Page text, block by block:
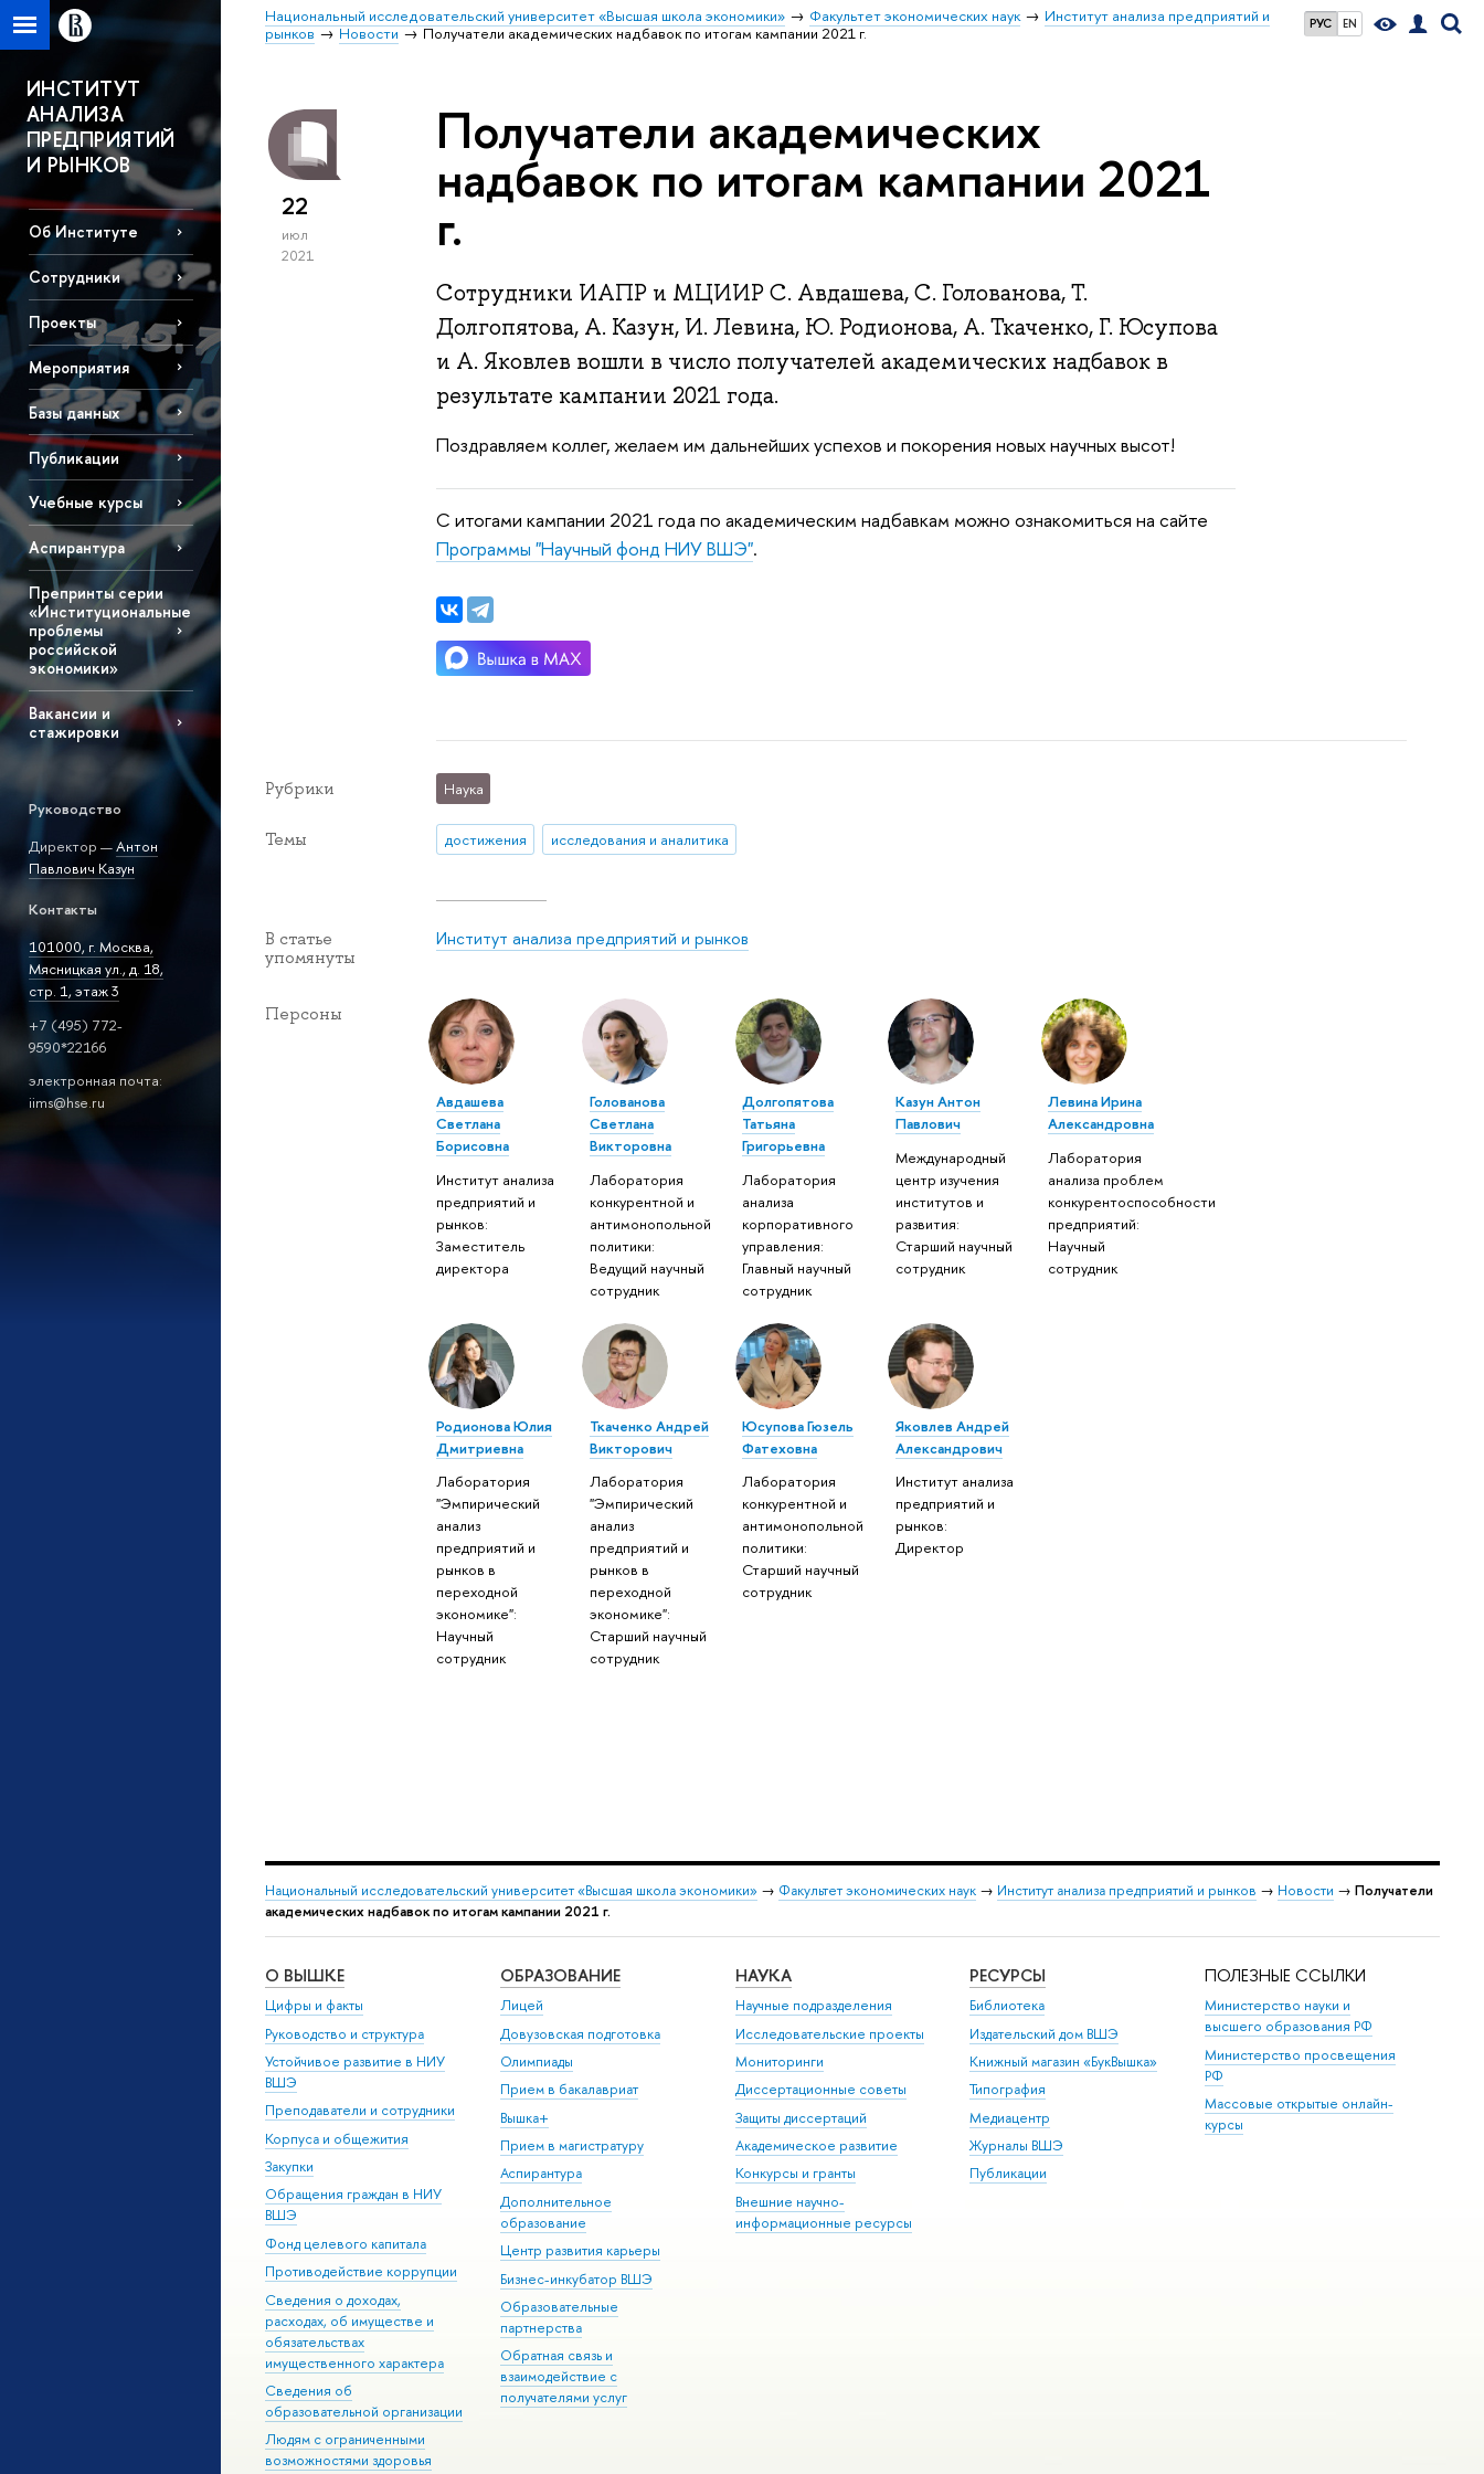
РУС EN
Национальный исследовательский университет «Высшая школа экономики» Факультет экономических наук
Институт анализа предприятий и
рынков
Новости Получатели академических надбавок по итогам кампании 2021 г.
ИНСТИТУТ
АНАЛИЗА
ПРЕДПРИЯТИЙ
И РЫНКОВ
Об Институте
Сотрудники
Проекты
Мероприятия
Базы данных
Публикации
Учебные курсы
Аспирантура
Препринты серии
«Институциональные
проблемы
российской
экономики»
Вакансии и
стажировки
Руководство
Директор —Антон
Павлович Казун
Контакты
101000, г. Москва,
Мясницкая ул., д. 18,
стр. 1, этаж 3
+7 (495) 772-
9590*22166
электронная почта:
iims@hse.ru
22
июл
2021
Получатели академических
надбавок по итогам кампании 2021
г.
Сотрудники ИАПР и МЦИИР С. Авдашева, С. Голованова, Т.
Долгопятова, А. Казун, И. Левина, Ю. Родионова, А. Ткаченко, Г. Юсупова
и А. Яковлев вошли в число получателей академических надбавок в
результате кампании 2021 года.
Поздравляем коллег, желаем им дальнейших успехов и покорения новых научных высот!
С итогами кампании 2021 года по академическим надбавкам можно ознакомиться на сайте
Программы "Научный фонд НИУ ВШЭ".
Рубрики Наука
Темы достижения исследования и аналитика
В статье
упомянуты
Институт анализа предприятий и рынков
Персоны
Авдашева
Светлана
Борисовна
Институт анализа
предприятий и
рынков:
Заместитель
директора
Голованова
Светлана
Викторовна
Лаборатория
конкурентной и
антимонопольной
политики:
Ведущий научный
сотрудник
Долгопятова
Татьяна
Григорьевна
Лаборатория
анализа
корпоративного
управления:
Главный научный
сотрудник
Казун Антон
Павлович
Международный
центр изучения
институтов и
развития:
Старший научный
сотрудник
Левина Ирина
Александровна
Лаборатория
анализа проблем
конкурентоспособности
предприятий:
Научный
сотрудник
Родионова Юлия
Дмитриевна
Лаборатория
"Эмпирический
анализ
предприятий и
рынков в
переходной
экономике":
Научный
сотрудник
Ткаченко Андрей
Викторович
Лаборатория
"Эмпирический
анализ
предприятий и
рынков в
переходной
экономике":
Старший научный
сотрудник
Юсупова Гюзель
Фатеховна
Лаборатория
конкурентной и
антимонопольной
политики:
Старший научный
сотрудник
Яковлев Андрей
Александрович
Институт анализа
предприятий и
рынков:
Директор
Национальный исследовательский университет «Высшая школа экономики» → Факультет экономических наук → Институт анализа предприятий и рынков → Новости → Получатели
академических надбавок по итогам кампании 2021 г.
О ВЫШКЕ
Цифры и факты
Руководство и структура
Устойчивое развитие в НИУ
ВШЭ
Преподаватели и сотрудники
Корпуса и общежития
Закупки
Обращения граждан в НИУ
ВШЭ
Фонд целевого капитала
Противодействие коррупции
Сведения о доходах,
расходах, об имуществе и
обязательствах
имущественного характера
Сведения об
образовательной организации
Людям с ограниченными
возможностями здоровья
ОБРАЗОВАНИЕ
Лицей
Довузовская подготовка
Олимпиады
Прием в бакалавриат
Вышка+
Прием в магистратуру
Аспирантура
Дополнительное
образование
Центр развития карьеры
Бизнес-инкубатор ВШЭ
Образовательные
партнерства
Обратная связь и
взаимодействие с
получателями услуг
НАУКА
Научные подразделения
Исследовательские проекты
Мониторинги
Диссертационные советы
Защиты диссертаций
Академическое развитие
Конкурсы и гранты
Внешние научно-
информационные ресурсы
РЕСУРСЫ
Библиотека
Издательский дом ВШЭ
Книжный магазин «БукВышка»
Типография
Медиацентр
Журналы ВШЭ
Публикации
ПОЛЕЗНЫЕ ССЫЛКИ
Министерство науки и
высшего образования РФ
Министерство просвещения
РФ
Массовые открытые онлайн-
курсы